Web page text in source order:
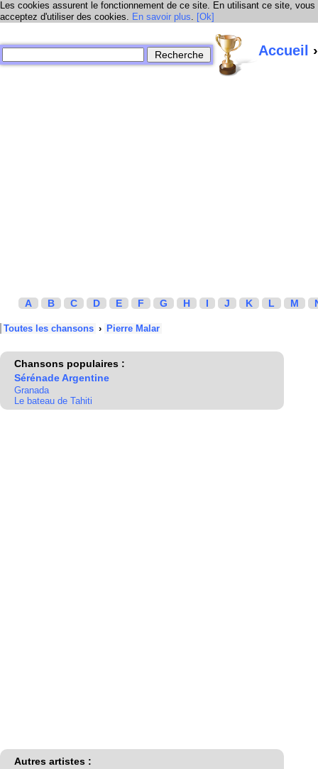
Les cookies assurent le fonctionnement de ce site. En utilisant ce site, vous
acceptez d'utiliser des cookies. En savoir plus. [Ok]
Accueil
A B C D E F G H I J K L M
Toutes les chansons › Pierre Malar
Chansons populaires :
Sérénade Argentine
Granada
Le bateau de Tahiti
Autres artistes :